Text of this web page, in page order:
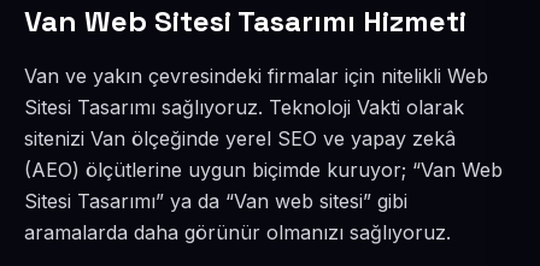
Van Web Sitesi Tasarımı Hizmeti
Van ve yakın çevresindeki firmalar için nitelikli Web
Sitesi Tasarımı sağlıyoruz. Teknoloji Vakti olarak
sitenizi Van ölçeğinde yerel SEO ve yapay zekâ
(AEO) ölçütlerine uygun biçimde kuruyor; “Van Web
Sitesi Tasarımı” ya da “Van web sitesi” gibi
aramalarda daha görünür olmanızı sağlıyoruz.